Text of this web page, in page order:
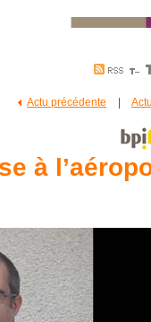
Actu précédente
à